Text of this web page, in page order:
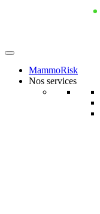
MammoRisk
Nos services